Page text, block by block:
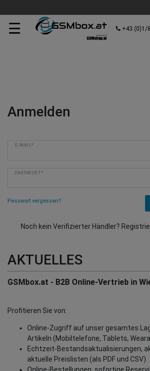
☰ +43 (0)1/
Anmelden
E-MAIL*
PASSWORT*
Passwort vergessen?
Noch kein Verifizierter Händler?
AKTUELLES
GSMbox.at - B2B Online-Vertrieb in
Profitieren Sie von:
Online-Zugriff auf unser gesamtes
Artikeln (Mobiltelefone, Tablets,
Echtzeit-Bestandsaktualisierungen,
aktuelle Preislisten (als PDF und CSV)